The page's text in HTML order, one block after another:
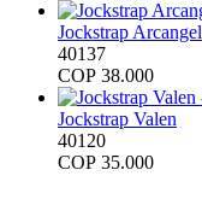
Jockstrap Arcangel
40137
COP 38.000
Jockstrap Valen
40120
COP 35.000